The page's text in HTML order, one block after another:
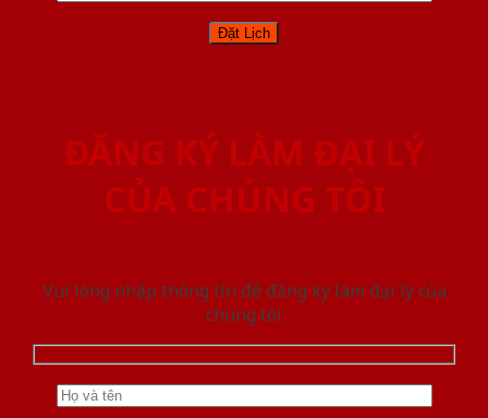
ĐĂNG KÝ LÀM ĐẠI LÝ
CỦA CHÚNG TÔI
Vui lòng nhập thông tin để đăng ký làm đại lý của
chúng tôi